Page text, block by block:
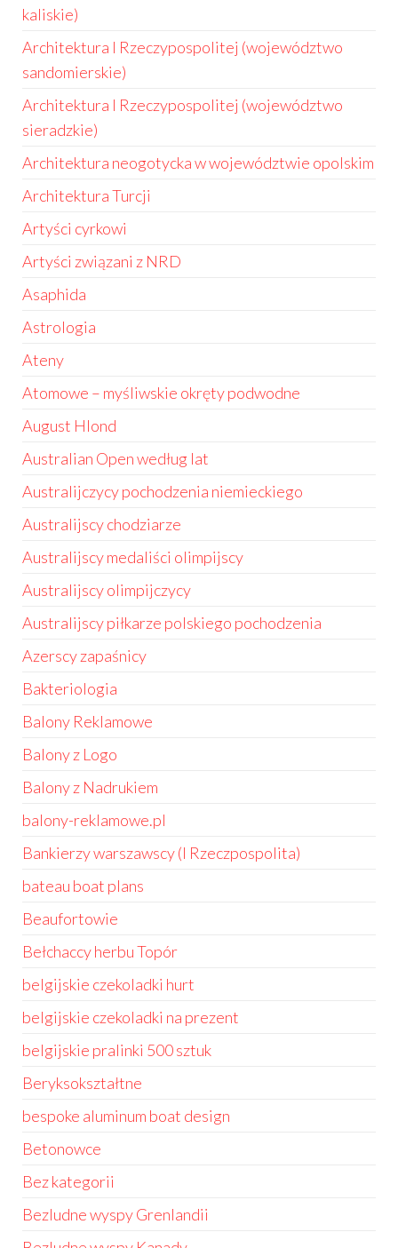
kaliskie)
Architektura I Rzeczypospolitej (województwo
sandomierskie)
Architektura I Rzeczypospolitej (województwo
sieradzkie)
Architektura neogotycka w województwie opolskim
Architektura Turcji
Artyści cyrkowi
Artyści związani z NRD
Asaphida
Astrologia
Ateny
Atomowe – myśliwskie okręty podwodne
August Hlond
Australian Open według lat
Australijczycy pochodzenia niemieckiego
Australijscy chodziarze
Australijscy medaliści olimpijscy
Australijscy olimpijczycy
Australijscy piłkarze polskiego pochodzenia
Azerscy zapaśnicy
Bakteriologia
Balony Reklamowe
Balony z Logo
Balony z Nadrukiem
balony-reklamowe.pl
Bankierzy warszawscy (I Rzeczpospolita)
bateau boat plans
Beaufortowie
Bełchaccy herbu Topór
belgijskie czekoladki hurt
belgijskie czekoladki na prezent
belgijskie pralinki 500 sztuk
Beryksokształtne
bespoke aluminum boat design
Betonowce
Bez kategorii
Bezludne wyspy Grenlandii